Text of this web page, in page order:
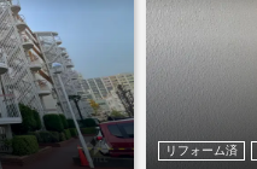
リフォーム済